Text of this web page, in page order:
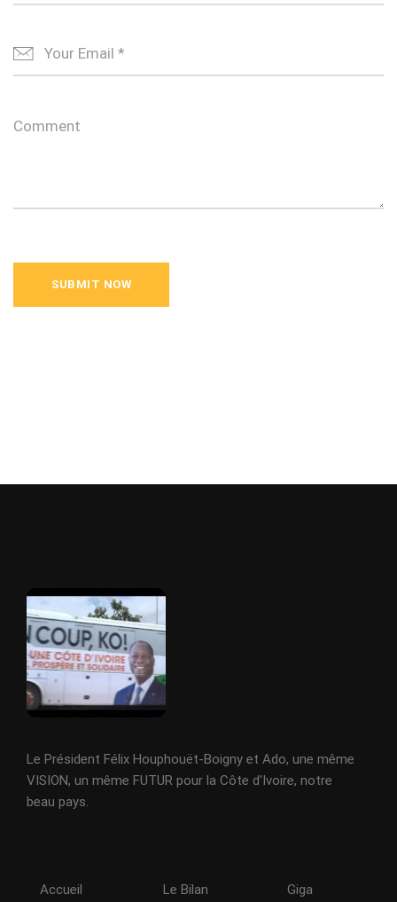
Le Président Félix Houphouët-Boigny et Ado, une même
VISION, un même FUTUR pour la Côte d'Ivoire, notre
beau pays.
Accueil
Le Bilan
Giga